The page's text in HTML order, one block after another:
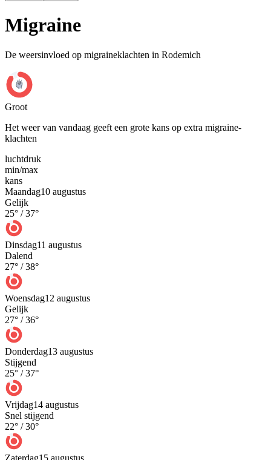
Migraine
De weersinvloed op migraineklachten in Rodemich
Groot
Het weer van vandaag geeft een grote kans op extra migraine-
klachten
luchtdruk
min/max
kans
Maandag10 augustus
Gelijk
25° /37°
Dinsdag11 augustus
Dalend
27° /38°
Woensdag12 augustus
Gelijk
27° /36°
Donderdag13 augustus
Stijgend
25° /37°
Vrijdag14 augustus
Snel stijgend
22° /30°
Zaterdag15 augustus